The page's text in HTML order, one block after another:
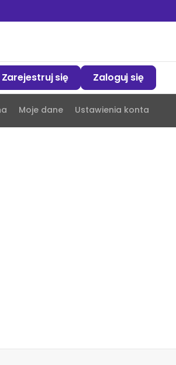
Zarejestruj się Zaloguj się
Moje dane Ustawienia konta